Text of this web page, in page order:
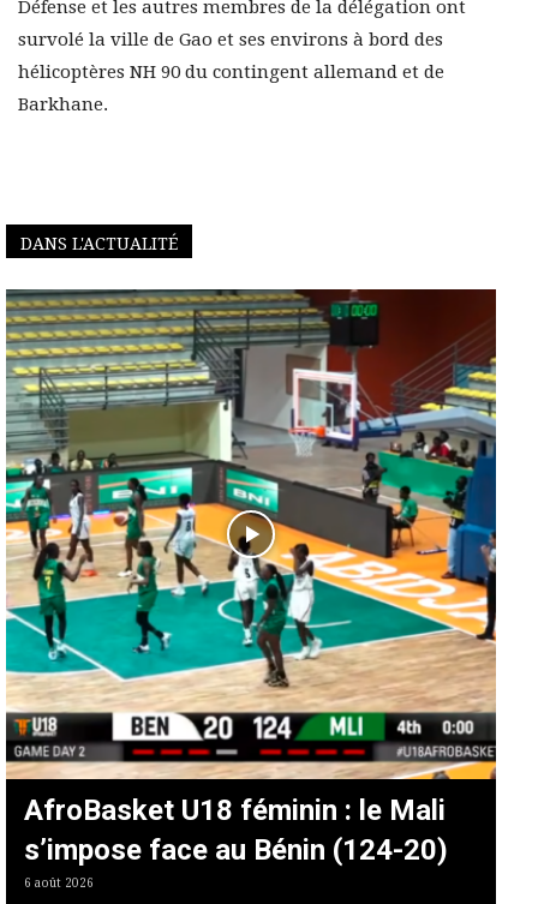
Défense et les autres membres de la délégation ont
survolé la ville de Gao et ses environs à bord des
hélicoptères NH 90 du contingent allemand et de
Barkhane.
DANS L'ACTUALITÉ
AfroBasket U18 féminin : le Mali
s’impose face au Bénin (124-20)
6 août 2026